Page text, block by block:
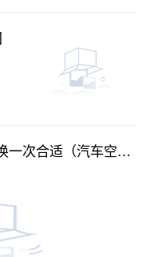
一次合适（汽车空气